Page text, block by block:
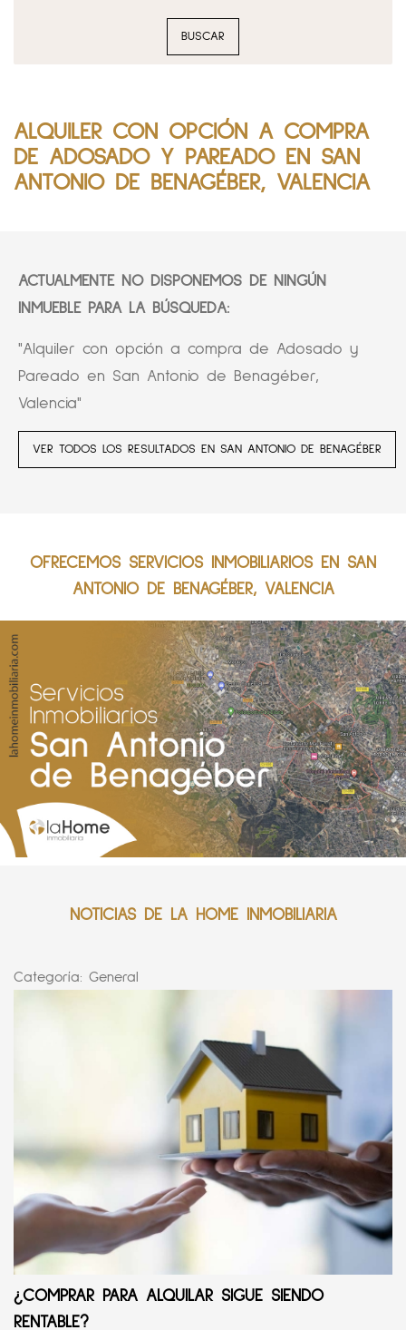
BUSCAR
ALQUILER CON OPCIÓN A COMPRA
DE ADOSADO Y PAREADO EN SAN
ANTONIO DE BENAGÉBER, VALENCIA
ACTUALMENTE NO DISPONEMOS DE NINGÚN
INMUEBLE PARA LA BÚSQUEDA:
"Alquiler con opción a compra de Adosado y
Pareado en San Antonio de Benagéber,
Valencia"
VER TODOS LOS RESULTADOS EN SAN ANTONIO DE BENAGÉBER
OFRECEMOS SERVICIOS INMOBILIARIOS EN SAN
ANTONIO DE BENAGÉBER, VALENCIA
NOTICIAS DE LA HOME INMOBILIARIA
Categoría: General
¿COMPRAR PARA ALQUILAR SIGUE SIENDO
RENTABLE?